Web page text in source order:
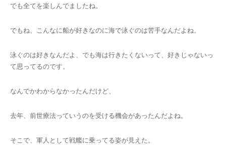
でも全てを楽しんでましたね。
でもね、こんなに船が好きなのに海で泳ぐのは苦手なんだよね。
泳ぐのは好きなんだよ、でも海は行きたくないって、好きじゃないっ
て思ってるのです。
なんでかわからなかったんだけど、
去年、前世療法っていうのを受ける機会があったんだよね。
そこで、軍人として戦艦に乗ってる姿が見えた。